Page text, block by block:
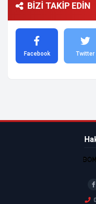
BİZİ TAKİP EDİN
Facebook Twitter